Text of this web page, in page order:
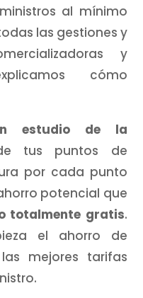
al mínimo
las gestiones y
y
cómo
estudio de la
tus puntos de
por cada punto
potencial que
totalmente gratis.
el ahorro de
mejores tarifas